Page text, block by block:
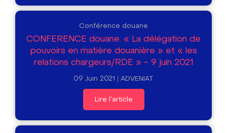
Conférence douane
CONFERENCE douane: « La délégation de
pouvoirs en matière douanière » et « les
relations chargeurs/RDE » - 9 juin 2021
09 Juin 2021 ADVENIAT
Lire l'article